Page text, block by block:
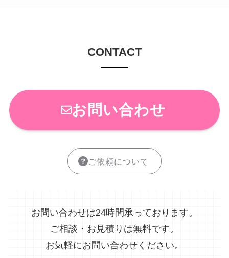
CONTACT
お問い合わせ
ご依頼について
お問い合わせは24時間承っております。
ご相談・お見積りは無料です。
お気軽にお問い合わせください。